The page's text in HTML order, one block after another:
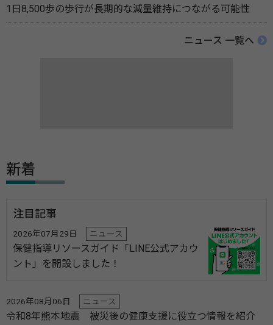
1日8,500歩の歩行が長期的な減量維持につながる可能性
ニュース 一覧へ
新着
注目記事
2026年07月29日 ニュース
保健指導リソースガイド「LINE公式アカウ
ント」を開設しました！
2026年08月06日 ニュース
令和8年熊本地震 被災後の健康支援に役立つ情報を紹介